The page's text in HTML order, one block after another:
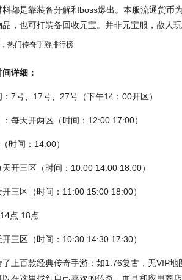
都是靠装备分解和boss爆出。本服流通货币
，也可打装备回收元宝。并非元宝服，散人
详细：
7号、17号、27号（下午14：00开区）
每天开两区（时间：12:00 17:00）
时间：14:00）
开三区（时间：10:00 14:00 18:00）
三区（时间：11:00 15:00 18:00）
点 18点
三区（时间：10:30 14:30 17:30）
了上百款经典传奇手游：如1.76复古，无VIP